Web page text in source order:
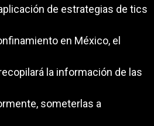
de estrategias de tics
en México, el
la información de las
someterlas a